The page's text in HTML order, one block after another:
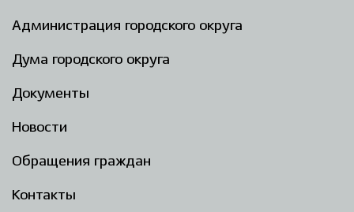
Администрация городского округа
Дума городского округа
Документы
Новости
Обращения граждан
Контакты